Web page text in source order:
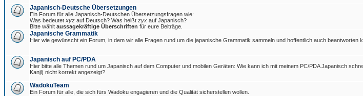
Japanisch-Deutsche Übersetzungen
Ein Forum für alle Japanisch-Deutschen Übersetzungsfragen wie:
Was bedeutet xyz auf Deutsch? Was heißt zyx auf Japanisch?
Bitte wählt aussagekräftige Überschriften für eure Beiträge.
Japanische Grammatik
Hier wie gewünscht ein Forum, in dem wir alle Fragen rund um die japanische Grammatik sammeln und hoffentlich auch beantworten
Japanisch auf PC/PDA
Hier bitte alle Themen rund um Japanisch auf dem Computer und mobilen Geräten: Wie kann ich mit meinem PC/PDA Japanisch
Kanji) nicht korrekt angezeigt?
WadokuTeam
Ein Forum für alle, die sich fürs Wadoku engagieren und die Qualität sicherstellen wollen.